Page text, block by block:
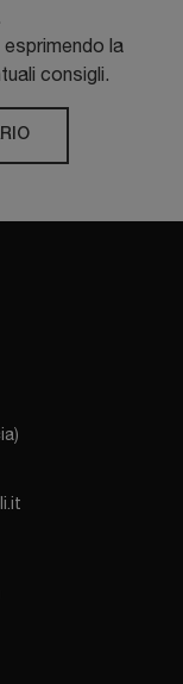
la
consigli.